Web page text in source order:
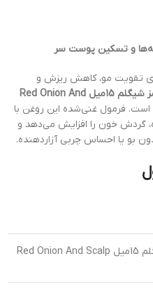
و تسکین پوست سر
تقویت مو، کاهش ریزش و
روغن مو پیاز قرمز شیگلم 15میل Red Onion And
است. فرمول غنی‌شده این روغن با
گردش خون را افزایش می‌دهد و
بو یا احساس چربی آزاردهنده.
روغن مو پیاز قرمز شیگلم 15میل Red Onion And Scalp